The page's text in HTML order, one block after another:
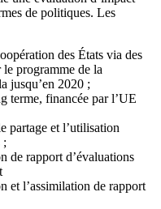
de politiques. Les
des États via des
programme de la
jusqu’en 2020 ;
terme, financée par l’UE
partage et l’utilisation
;
de rapport d’évaluations
et l’assimilation de rapport